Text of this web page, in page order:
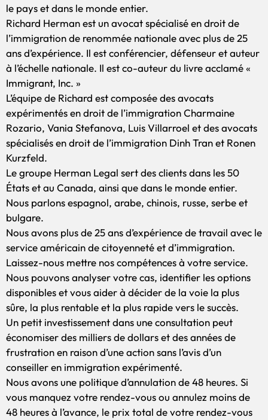
le pays et dans le monde entier.
Richard Herman est un avocat spécialisé en droit de
l’immigration de renommée nationale avec plus de 25
ans d’expérience. Il est conférencier, défenseur et auteur
à l’échelle nationale. Il est co-auteur du livre acclamé «
Immigrant, Inc. »
L’équipe de Richard est composée des avocats
expérimentés en droit de l’immigration Charmaine
Rozario, Vania Stefanova, Luis Villarroel et des avocats
spécialisés en droit de l’immigration Dinh Tran et Ronen
Kurzfeld.
Le groupe Herman Legal sert des clients dans les 50
États et au Canada, ainsi que dans le monde entier.
Nous parlons espagnol, arabe, chinois, russe, serbe et
bulgare.
Nous avons plus de 25 ans d’expérience de travail avec le
service américain de citoyenneté et d’immigration.
Laissez-nous mettre nos compétences à votre service.
Nous pouvons analyser votre cas, identifier les options
disponibles et vous aider à décider de la voie la plus
sûre, la plus rentable et la plus rapide vers le succès.
Un petit investissement dans une consultation peut
économiser des milliers de dollars et des années de
frustration en raison d’une action sans l’avis d’un
conseiller en immigration expérimenté.
Nous avons une politique d’annulation de 48 heures. Si
vous manquez votre rendez-vous ou annulez moins de
48 heures à l’avance, le prix total de votre rendez-vous